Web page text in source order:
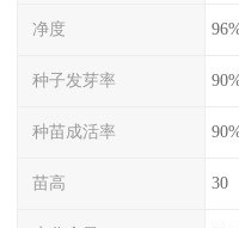
净度
种子发芽率
种苗成活率
苗高 30